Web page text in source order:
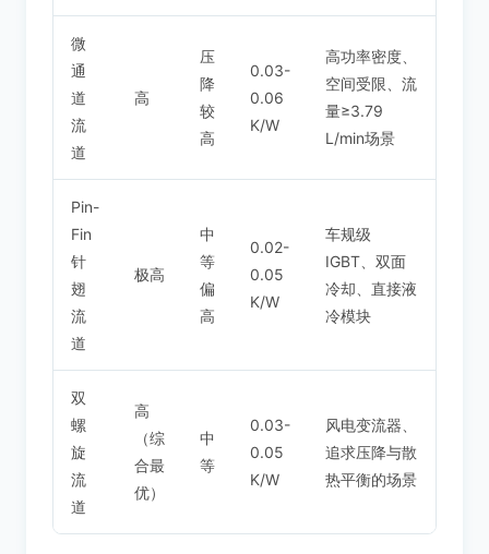
微
通
道
流
道
高
压
降
较
高
0.03-
0.06
K/W
高功率密度、
空间受限、流
量≥3.79
L/min场景
Pin-
Fin
针
翅
流
道
极高
中
等
偏
高
0.02-
0.05
K/W
车规级
IGBT、双面
冷却、直接液
冷模块
双
螺
旋
流
道
高
（综
合最
优）
中
等
0.03-
0.05
K/W
风电变流器、
追求压降与散
热平衡的场景